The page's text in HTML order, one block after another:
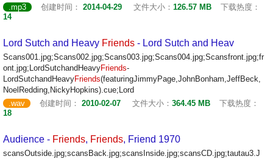
.mp3
创建时间： 2014-04-29 文件大小： 126.57 MB
下载热度：
14
Lord Sutch and Heavy Friends - Lord Sutch and Heav
Scans001.jpg;Scans002.jpg;Scans003.jpg;Scans004.jpg;Scansfront.jpg;fr
ont.jpg;LordSutchandHeavyFriends-
LordSutchandHeavyFriends(featuringJimmyPage,JohnBonham,JeffBeck,
NoelRedding,NickyHopkins).cue;Lord
.wav
创建时间： 2010-02-07 文件大小： 364.45 MB
下载热度：
18
Audience - Friends, Friends, Friend 1970
scansOutside.jpg;scansBack.jpg;scansInside.jpg;scansCD.jpg;tautau3.J